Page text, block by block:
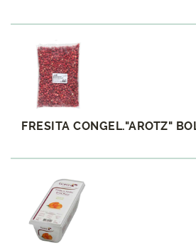
FRESITA CONGEL."AROTZ"